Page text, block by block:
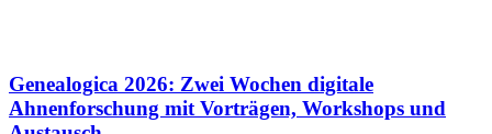
Genealogica 2026: Zwei Wochen digitale
Ahnenforschung mit Vorträgen, Workshops und